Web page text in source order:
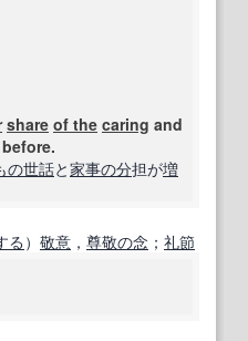
share of the caring and
before.
の世話と家事の分担が増
る ） 敬意 ， 尊敬の念 ； 礼節